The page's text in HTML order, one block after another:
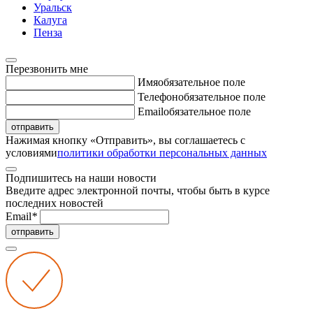
Уральск
Калуга
Пенза
Перезвонить мне
Имяобязательное поле
Телефонобязательное поле
Emailобязательное поле
отправить
Нажимая кнопку «Отправить», вы соглашаетесь с
условиямиполитики обработки персональных данных
Подпишитесь на наши новости
Введите адрес электронной почты, чтобы быть в курсе
последних новостей
Email*
отправить